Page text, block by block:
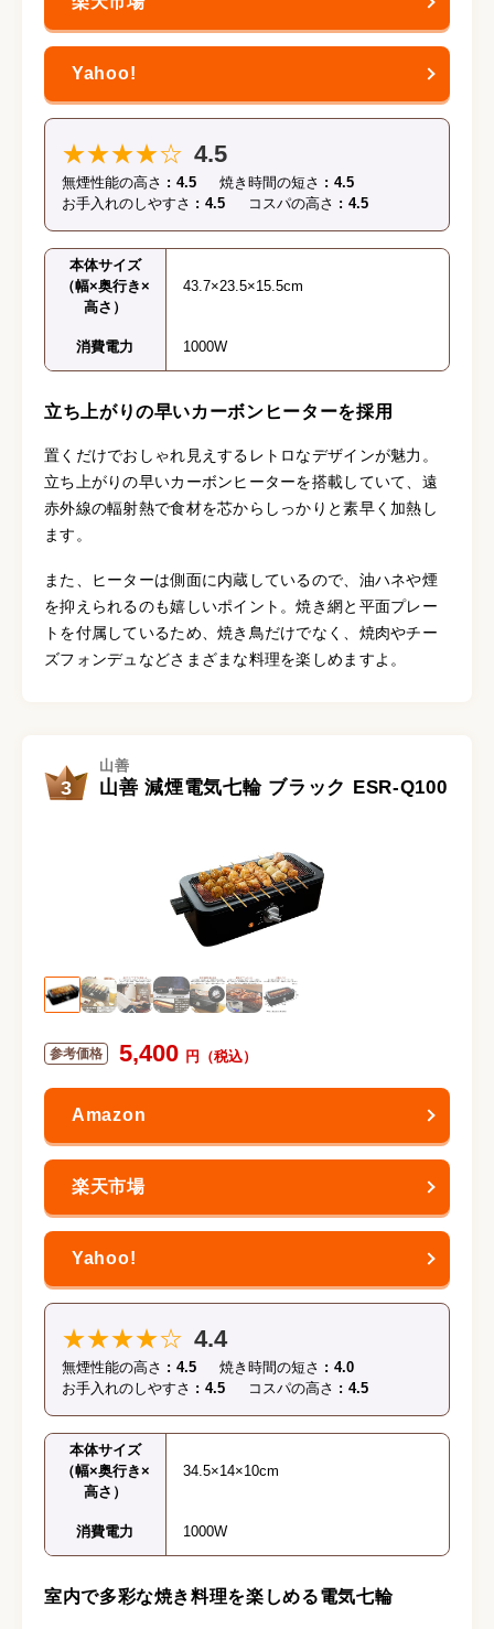
★★★★☆ 4.5
無煙性能の高さ 4.5 焼き時間の短さ
4.5
お手入れのしやすさ
4.5 コスパの高さ 4.5
本体サイズ
（幅×奥行き×
高さ）
43.7×23.5×15.5cm
消費電力 1000W
立ち上がりの早いカーボンヒーターを採用
置くだけでおしゃれ見えするレトロなデザインが魅力。
立ち上がりの早いカーボンヒーターを搭載していて、遠
赤外線の輻射熱で食材を芯からしっかりと素早く加熱し
ます。
また、ヒーターは側面に内蔵しているので、油ハネや煙
を抑えられるのも嬉しいポイント。焼き網と平面プレー
トを付属しているため、焼き鳥だけでなく、焼肉やチー
ズフォンデュなどさまざまな料理を楽しめますよ。
3
山善
山善 減煙電気七輪 ブラック ESR-Q100
5,400
★★★★☆ 4.4
無煙性能の高さ 4.5 焼き時間の短さ
4.0
お手入れのしやすさ
4.5 コスパの高さ 4.5
本体サイズ
（幅×奥行き×
高さ）
34.5×14×10cm
消費電力 1000W
室内で多彩な焼き料理を楽しめる電気七輪